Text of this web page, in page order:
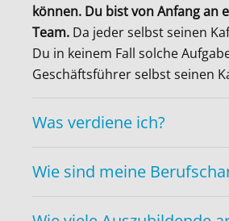
können. Du bist von Anfang an
Team. Da jeder selbst seinen
Du in keinem Fall solche
Geschäftsführer selbst seinen
Was verdiene ich?
Wie sind meine